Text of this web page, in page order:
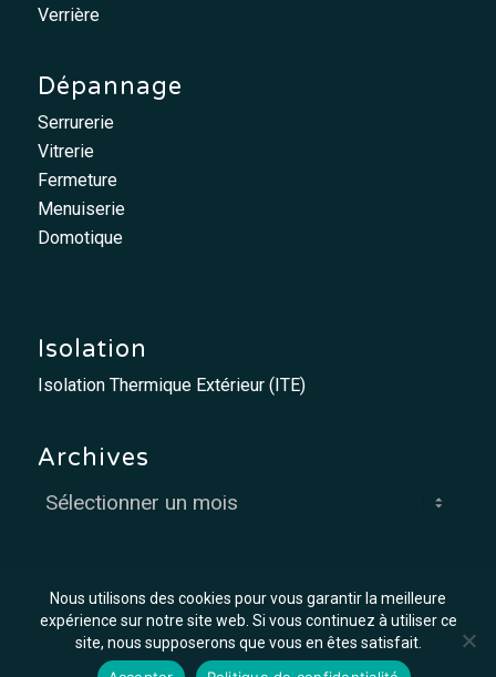
Verrière
Dépannage
Serrurerie
Vitrerie
Fermeture
Menuiserie
Domotique
Isolation
Isolation Thermique Extérieur (ITE)
Archives
© MCO - Mis à flot parGraph'in !
Nous utilisons des cookies pour vous garantir la meilleure
expérience sur notre site web. Si vous continuez à utiliser ce
site, nous supposerons que vous en êtes satisfait.